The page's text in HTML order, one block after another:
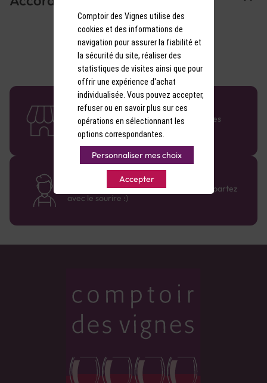
mariant intensité et finesse aromatique, avec une
58 caves en France
Retrouvez le réseau Comptoir des Vignes
partout en France !
Des cavistes à votre écoute
Bénéficiez de conseils sur-mesure et repartez
avec le sourire :)
Comptoir des Vignes utilise des
cookies et des informations de
navigation pour assurer la fiabilité et
la sécurité du site, réaliser des
statistiques de visites ainsi que pour
offrir une expérience d'achat
individualisée. Vous pouvez accepter,
refuser ou en savoir plus sur ces
opérations en sélectionnant les
options correspondantes.
Personnaliser mes choix
Accepter